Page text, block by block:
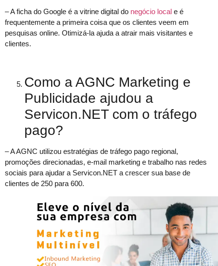
– A ficha do Google é a vitrine digital do negócio local e é
frequentemente a primeira coisa que os clientes veem em
pesquisas online. Otimizá-la ajuda a atrair mais visitantes e
clientes.
Como a AGNC Marketing e
Publicidade ajudou a
Servicon.NET com o tráfego
pago?
– A AGNC utilizou estratégias de tráfego pago regional,
promoções direcionadas, e-mail marketing e trabalho nas redes
sociais para ajudar a Servicon.NET a crescer sua base de
clientes de 250 para 600.